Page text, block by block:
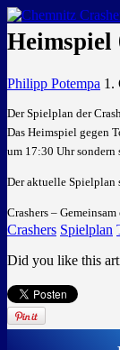
GEMEINSAM
Heimspiel
Philipp Potempa 1.
Der Spielplan der
Das Heimspiel gegen
um 17:30 Uhr sondern
Der aktuelle Spielplan
Crashers –
Crashers Spielplan
Did you like this